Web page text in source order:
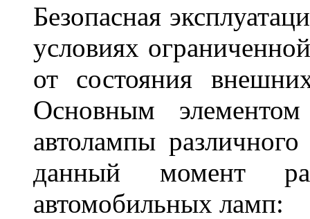
Безопасная
условиях
от состояния
Основным
автолампы
данный момент
автомобильных ламп: